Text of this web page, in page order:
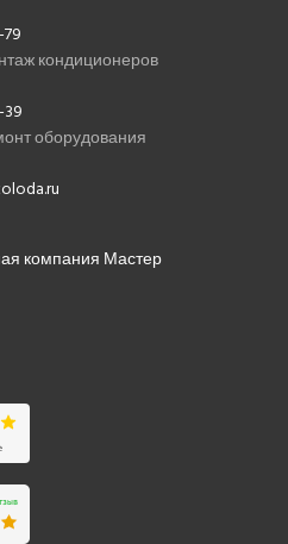
кондиционеров
оборудования